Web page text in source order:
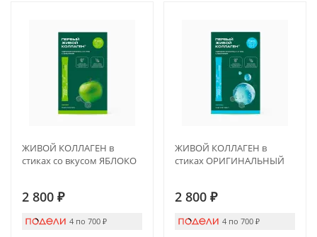
ЖИВОЙ КОЛЛАГЕН в
стиках со вкусом ЯБЛОКО
2 800 ₽
4 по 700 ₽
ЖИВОЙ КОЛЛАГЕН в
стиках ОРИГИНАЛЬНЫЙ
2 800 ₽
4 по 700 ₽